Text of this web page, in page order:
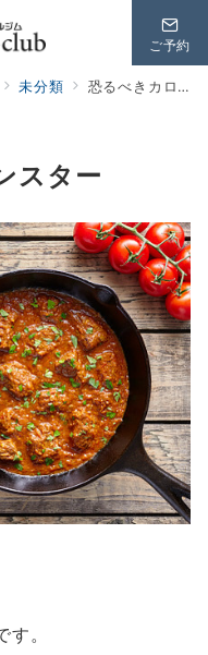
ご予約
未分類 恐るべきカロリーモンスター
スター
。